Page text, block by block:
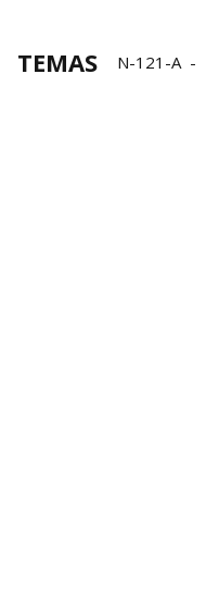
TEMAS N-121-A